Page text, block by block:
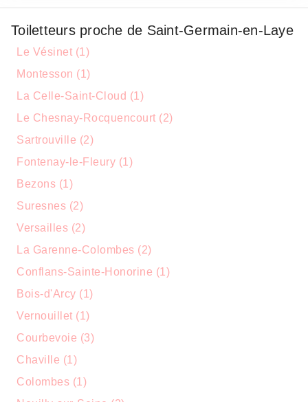
Toiletteurs proche de Saint-Germain-en-Laye
Le Vésinet (1)
Montesson (1)
La Celle-Saint-Cloud (1)
Le Chesnay-Rocquencourt (2)
Sartrouville (2)
Fontenay-le-Fleury (1)
Bezons (1)
Suresnes (2)
Versailles (2)
La Garenne-Colombes (2)
Conflans-Sainte-Honorine (1)
Bois-d'Arcy (1)
Vernouillet (1)
Courbevoie (3)
Chaville (1)
Colombes (1)